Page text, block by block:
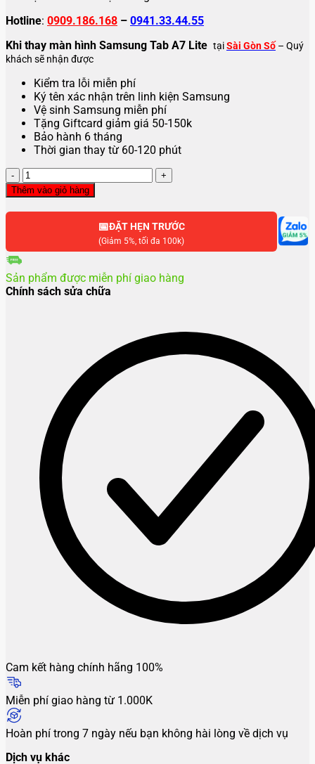
Hotline: 0909.186.168 – 0941.33.44.55
Khi thay màn hình Samsung Tab A7 Lite tạiSài Gòn Số – Quý
khách sẽ nhận được
Kiểm tra lỗi miễn phí
Ký tên xác nhận trên linh kiện Samsung
Vệ sinh Samsung miễn phí
Tặng Giftcard giảm giá 50-150k
Bảo hành 6 tháng
Thời gian thay từ 60-120 phút
Thay
màn
hình
Samsung
Lite
lượng
Thêm vào giỏ hàng
📅ĐẶT HẸN TRƯỚC
(Giảm 5%, tối đa 100k)
Sản phẩm được miễn phí giao hàng
Chính sách sửa chữa
Cam kết hàng chính hãng 100%
Miễn phí giao hàng từ 1.000K
Hoàn phí trong 7 ngày nếu bạn không hài lòng về dịch vụ
Dịch vụ khác